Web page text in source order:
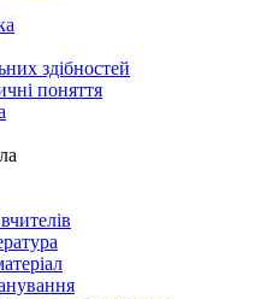
здібностей
поняття